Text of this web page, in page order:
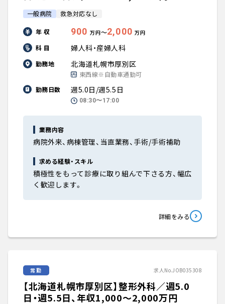
一般病院 救急対応なし
年 収 900 万円〜2,000 万円
科 目 婦人科・産婦人科
勤務地 北海道札幌市厚別区
東西線※自動車通勤可
勤務日数
週5.0日/週5.5日
08:30〜17:00
業務内容
病院外来、病棟管理、当直業務、手術/手術補助
求める経験・スキル
積極性をもって診療に取り組んで下さる方、幅広
く歓迎します。
詳細をみる
常勤 求人No.JOB035308
【北海道札幌市厚別区】整形外科／週5.0
日・週5.5日、年収1,000〜2,000万円